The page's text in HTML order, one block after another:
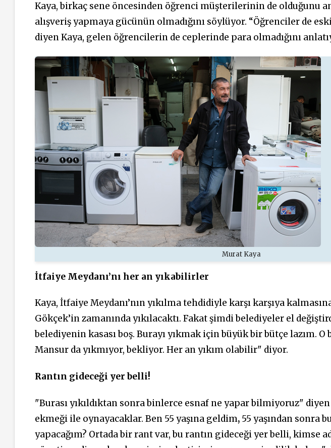
Kaya, birkaç sene öncesinden öğrenci müşterilerinin de olduğunu
alışveriş yapmaya gücünün olmadığını söylüyor. “Öğrenciler de
diyen Kaya, gelen öğrencilerin de ceplerinde para olmadığını
Murat Kaya
İtfaiye Meydanı’nı her an yıkabilirler
Kaya, İtfaiye Meydanı’nın yıkılma tehdidiyle karşı karşıya
Gökçek’in zamanında yıkılacaktı. Fakat şimdi belediyeler el
belediyenin kasası boş. Burayı yıkmak için büyük bir bütçe lazım. O
Mansur da yıkmıyor, bekliyor. Her an yıkım olabilir" diyor.
Rantın gideceği yer belli!
"Burası yıkıldıktan sonra binlerce esnaf ne yapar bilmiyoruz"
ekmeği ile oynayacaklar. Ben 55 yaşına geldim, 55 yaşından sonra
yapacağım? Ortada bir rant var, bu rantın gideceği yer belli, kimse